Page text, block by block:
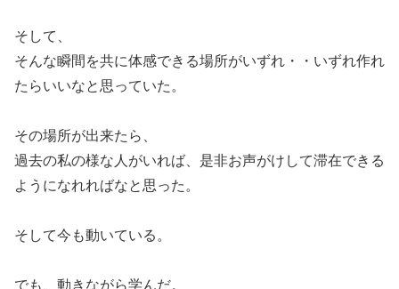
そして、
そんな瞬間を共に体感できる場所がいずれ・・いずれ作れ
たらいいなと思っていた。
その場所が出来たら、
過去の私の様な人がいれば、是非お声がけして滞在できる
ようになれればなと思った。
そして今も動いている。
でも、動きながら学んだ。